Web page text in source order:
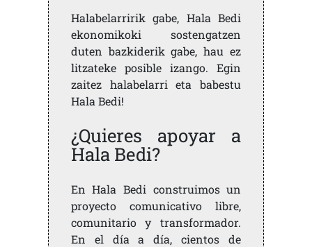
Halabelarririk gabe, Hala Bedi
ekonomikoki sostengatzen
duten bazkiderik gabe, hau ez
litzateke posible izango. Egin
zaitez halabelarri eta babestu
Hala Bedi!
¿Quieres apoyar a
Hala Bedi?
En Hala Bedi construimos un
proyecto comunicativo libre,
comunitario y transformador.
En el día a día, cientos de